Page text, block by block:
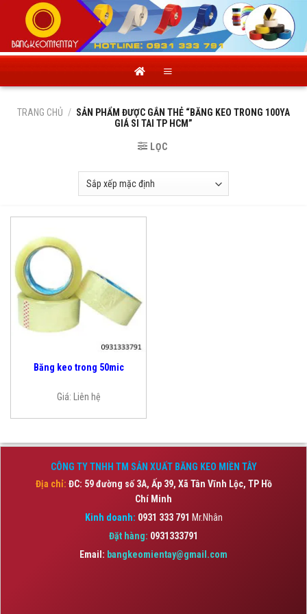
content
TRANG CHỦ / SẢN PHẨM ĐƯỢC GẮN THẺ “BĂNG KEO TRONG 100YA
GIÁ SI TAI TP HCM”
LỌC
Băng keo trong 50mic
Giá: Liên hệ
CÔNG TY TNHH TM SẢN XUẤT BĂNG KEO MIỀN TÂY
Địa chỉ: ĐC: 59 đường số 3A, Ấp 39, Xã Tân Vĩnh Lộc, TP Hồ
Chí Minh
Kinh doanh: 0931 333 791 Mr.Nhân
Đặt hàng: 0931333791
Email: bangkeomientay@gmail.com